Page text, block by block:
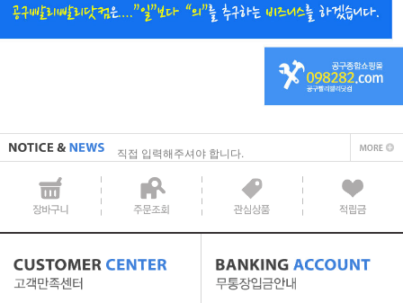
직접 입력해주셔야 합니다.
공지사항 텍스트1